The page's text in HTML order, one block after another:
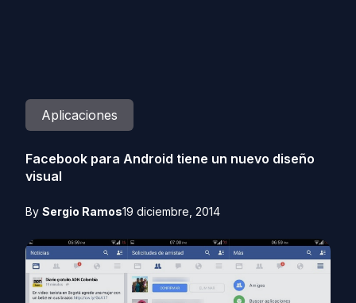
Aplicaciones
Facebook para Android tiene un nuevo diseño
visual
By Sergio Ramos19 diciembre, 2014